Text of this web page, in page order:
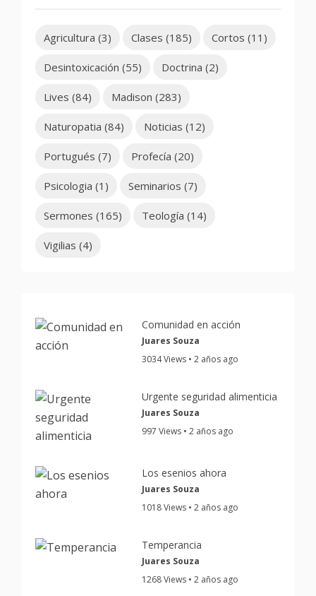
Agricultura (3) Clases (185) Cortos (11)
Desintoxicación (55) Doctrina (2)
Lives (84) Madison (283)
Naturopatia (84) Noticias (12)
Portugués (7) Profecía (20)
Psicologia (1) Seminarios (7)
Sermones (165) Teología (14)
Vigilias (4)
Comunidad en acción
Juares Souza
3034 Views • 2 años ago
Urgente seguridad alimenticia
Juares Souza
997 Views • 2 años ago
Los esenios ahora
Juares Souza
1018 Views • 2 años ago
Temperancia
Juares Souza
1268 Views • 2 años ago